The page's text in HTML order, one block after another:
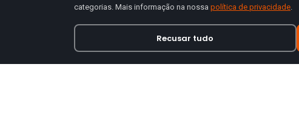
categorias. Mais informação na nossa política de privacidade.
Recusar tudo